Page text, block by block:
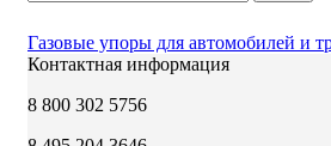
Газовые упоры для автомобилей и
Контактная информация
8 800 302 5756